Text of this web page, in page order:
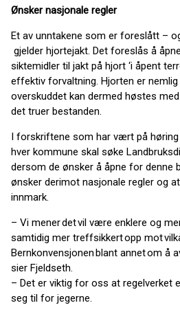
Ønsker nasjonale regler
Et av unntakene som er foreslått –
gjelder hjortejakt. Det foreslås å
siktemidler til jakt på hjort ‘i åpent
effektiv forvaltning. Hjorten er
overskuddet kan dermed høstes
det truer bestanden.
I forskriftene som har vært på
hver kommune skal søke
dersom de ønsker å åpne for denne
ønsker derimot nasjonale regler og
innmark.
– Vi mener det vil være enklere og
samtidig mer treffsikkert opp mot
Bernkonvensjonen blant annet om å
sier Fjeldseth.
– Det er viktig for oss at regelverket
seg til for jegerne.